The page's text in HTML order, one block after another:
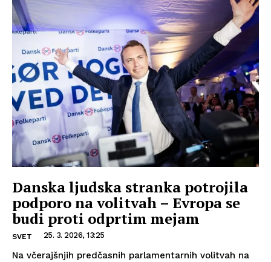
Danska ljudska stranka potrojila
podporo na volitvah – Evropa se
budi proti odprtim mejam
SVET 25. 3. 2026, 13:25
Na včerajšnjih predčasnih parlamentarnih volitvah na